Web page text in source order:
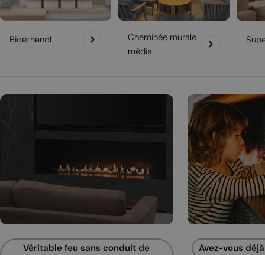
Bioéthanol
Cheminée murale
média
Véritable feu sans conduit de
Avez-vous